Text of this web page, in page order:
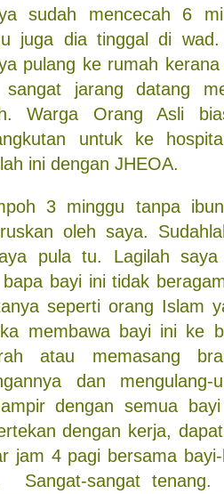
sudah mencecah 6
juga dia tinggal di
pulang ke rumah
jarang datang
Warga Orang Asli
untuk ke
ini dengan JHEOA.
3 minggu tanpa
oleh saya.
pula tu. Lagilah
bayi ini tidak
seperti orang Islam
membawa bayi ini ke
atau memasang
dan mengulang-
dengan semua
dengan kerja,
jam 4 pagi bersama
Sangat-sangat tenang.